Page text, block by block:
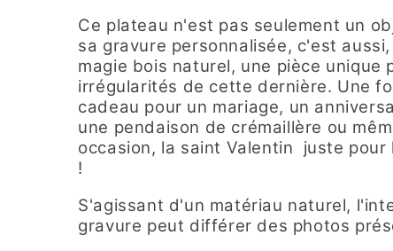
Ce plateau n'est pas seulement un
sa gravure personnalisée, c'est
magie bois naturel, une pièce unique
irrégularités de cette dernière. Une
cadeau pour un mariage, un
une pendaison de crémaillère ou
occasion, la saint Valentin juste
!
S'agissant d'un matériau naturel,
gravure peut différer des photos